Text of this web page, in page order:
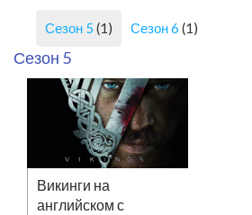
Сезон 5 (1) Сезон 6 (1)
Сезон 5
Викинги на
английском с